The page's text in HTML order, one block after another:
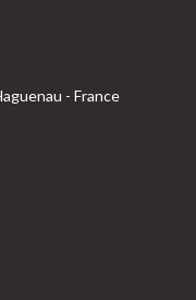
- France